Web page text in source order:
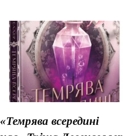
«Темрява всередині